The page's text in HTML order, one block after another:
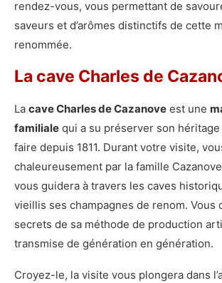
rendez-vous, vous permettant de
saveurs et d’arômes distinctifs de cette
renommée.
La cave Charles de
La cave Charles de Cazanove est une
familiale qui a su préserver son
faire depuis 1811. Durant votre visite,
chaleureusement par la famille
vous guidera à travers les caves
vieillis ses champagnes de renom. Vous
secrets de sa méthode de production
transmise de génération en génération.
Croyez-le, la visite vous plongera dans